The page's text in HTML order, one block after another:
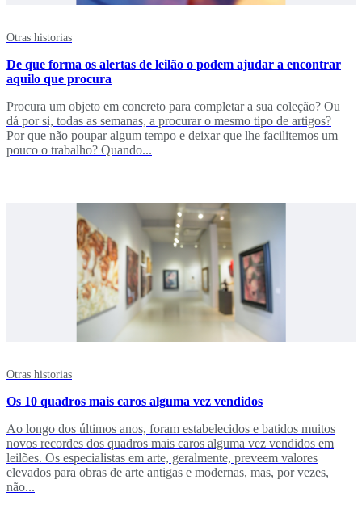
Otras historias
De que forma os alertas de leilão o podem ajudar a encontrar
aquilo que procura
Procura um objeto em concreto para completar a sua coleção? Ou
dá por si, todas as semanas, a procurar o mesmo tipo de artigos?
Por que não poupar algum tempo e deixar que lhe facilitemos um
pouco o trabalho? Quando...
Otras historias
Os 10 quadros mais caros alguma vez vendidos
Ao longo dos últimos anos, foram estabelecidos e batidos muitos
novos recordes dos quadros mais caros alguma vez vendidos em
leilões. Os especialistas em arte, geralmente, preveem valores
elevados para obras de arte antigas e modernas, mas, por vezes,
não...